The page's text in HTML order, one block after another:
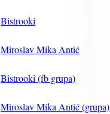
Bistrooki
Miroslav Mika Antić
Bistrooki (fb grupa)
Miroslav Mika Antić (grupa)